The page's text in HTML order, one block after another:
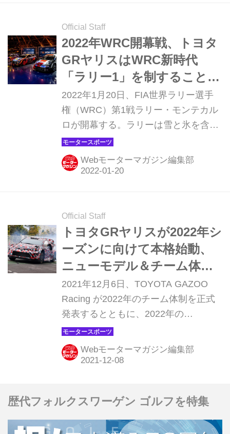
た。トヨタの勝田貴元は土曜日のスピ
ンとコースアウトで大きくタイムをロ
スし8位にとどまった。
Official Staff
2022年WRC開幕戦、トヨタ
GRヤリスはWRC新時代
「ラリー1」を制することが
できるか【ラリー・モンテ
カルロ】
2022年1月20日、FIA世界ラリー選手
権（WRC）第1戦ラリー・モンテカル
ロが開幕する。ラリーは雪と氷を含む
フランスアルプスの山岳地帯のターマ
ック（舗装路）を舞台に行われ、23日
にモナコ・モンテカルロでフィニッシ
1（Rally1）」が最上級カテゴリー車両
となり、トヨタ、ヒョンデ
（Hyundai）、Mスポーツ フォードが
それぞれニューマシンを投入、チャン
ピオンの座をかけて戦う。
Webモーターマガジン編集部
Official Staff
トヨタGRヤリスが2022年シ
ーズンに向けて本格始動、
ニューモデル＆チーム体制
を発表【WRC】
2021年12月6日、TOYOTA GAZOO
Racing が2022年のチーム体制を正式
発表するとともに、2022年の
WRC（世界ラリー選手権）に投入され
る新型ラリーマシン「トヨタGRヤリ
ス ラリー1」を初公開した。
Webモーターマガジン編集部
歴代フォルクスワーゲン ゴルフを特集